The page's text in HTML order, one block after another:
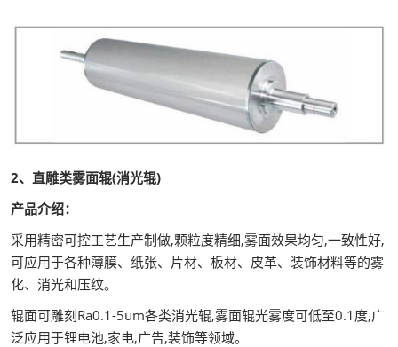
2、直雕类雾面辊(消光辊)
产品介绍：
采用精密可控工艺生产制做,颗粒度精细,雾面效果均匀,一致性好,
可应用于各种薄膜、纸张、片材、板材、皮革、装饰材料等的雾
化、消光和压纹。
辊面可雕刻Ra0.1-5um各类消光辊,雾面辊光雾度可低至0.1度,广
泛应用于锂电池,家电,广告,装饰等领域。